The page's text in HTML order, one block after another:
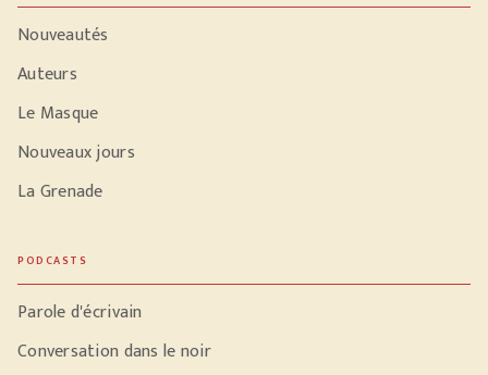
Nouveautés
Auteurs
Le Masque
Nouveaux jours
La Grenade
PODCASTS
Parole d'écrivain
Conversation dans le noir